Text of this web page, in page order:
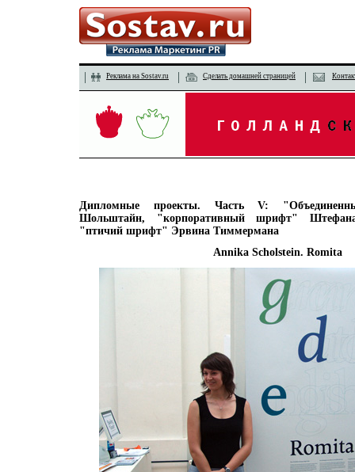
Реклама на Sostav.ru Сделать домашней страницей
Дипломные проекты. Часть V:
Шольштайн, "корпоративный шрифт"
"птичий шрифт" Эрвина Тиммермана
Annika Scholstein. Romita